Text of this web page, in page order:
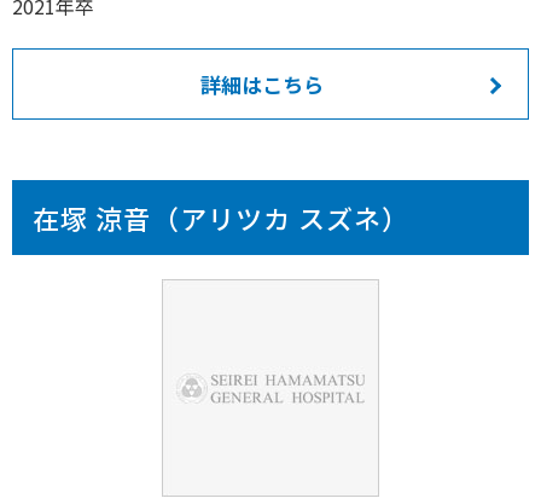
2021年卒
詳細はこちら
在塚 涼音（アリツカ スズネ）